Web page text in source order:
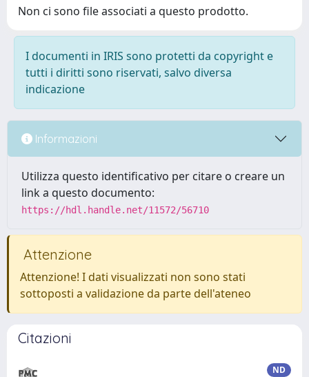
Non ci sono file associati a questo prodotto.
I documenti in IRIS sono protetti da copyright e
tutti i diritti sono riservati, salvo diversa
indicazione
Informazioni
Utilizza questo identificativo per citare o creare un
link a questo documento:
https://hdl.handle.net/11572/56710
Attenzione
Attenzione! I dati visualizzati non sono stati
sottoposti a validazione da parte dell'ateneo
Citazioni
ND